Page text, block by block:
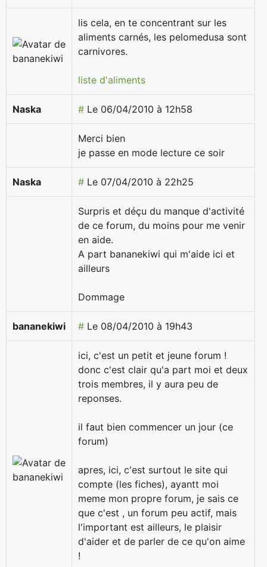
lis cela, en te concentrant sur les
aliments carnés, les pelomedusa sont
carnivores.
liste d'aliments
Naska # Le 06/04/2010 à 12h58
Merci bien
je passe en mode lecture ce soir
Naska # Le 07/04/2010 à 22h25
Surpris et déçu du manque d'activité
de ce forum, du moins pour me venir
en aide.
A part bananekiwi qui m'aide ici et
ailleurs
Dommage
bananekiwi # Le 08/04/2010 à 19h43
ici, c'est un petit et jeune forum !
donc c'est clair qu'a part moi et deux
trois membres, il y aura peu de
reponses.
il faut bien commencer un jour (ce
forum)
apres, ici, c'est surtout le site qui
compte (les fiches), ayantt moi
meme mon propre forum, je sais ce
que c'est , un forum peu actif, mais
l'important est ailleurs, le plaisir
d'aider et de parler de ce qu'on aime
!